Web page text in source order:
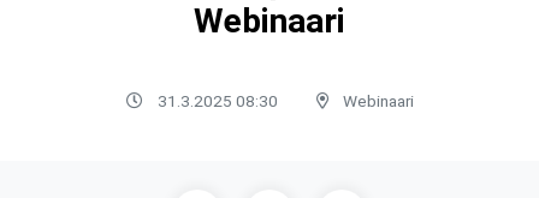
Webinaari
31.3.2025 08:30 Webinaari